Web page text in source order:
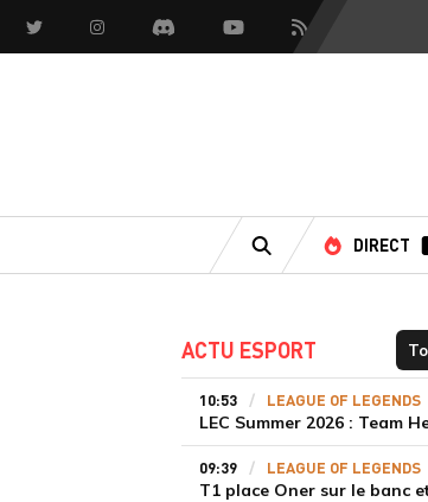
Twitter InstagramDiscord YoutubeFlux RSS
RECHERCHE
DIRECT
ACTU ESPORT
10:53 LEAGUE OF LEGENDS
09:39 LEAGUE OF LEGENDS